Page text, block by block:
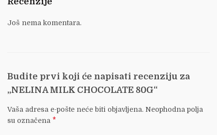
Još nema komentara.
Budite prvi koji će napisati recenziju za
„NELINA MILK CHOCOLATE 80G“
Vaša adresa e-pošte neće biti objavljena. Neophodna polja
su označena *